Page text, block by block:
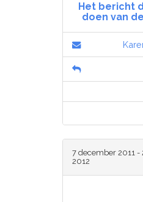
Het bericht
doen van
7 december 2011 -
2012